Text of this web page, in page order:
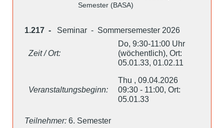
Semester (BASA)
1.217 - Seminar - Sommersemester 2026
Zeit / Ort:
Do, 9:30-11:00 Uhr
(wöchentlich), Ort:
05.01.33, 01.02.11
Veranstaltungsbeginn:
Thu , 09.04.2026
09:30 - 11:00, Ort:
05.01.33
Teilnehmer: 6. Semester